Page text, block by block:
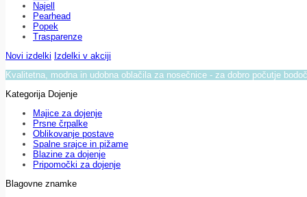
Najell
Pearhead
Popek
Trasparenze
Novi izdelki Izdelki v akciji
Kvalitetna, modna in udobna oblačila za nosečnice - za dobro počutje
Kategorija Dojenje
Majice za dojenje
Prsne črpalke
Oblikovanje postave
Spalne srajce in pižame
Blazine za dojenje
Pripomočki za dojenje
Blagovne znamke